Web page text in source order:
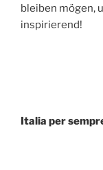
bleiben mögen,
inspirierend!
Italia per